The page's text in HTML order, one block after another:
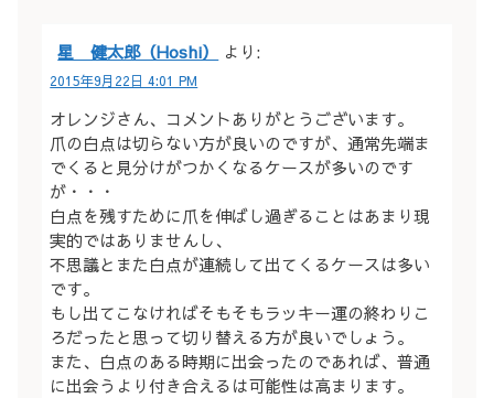
星 健太郎（Hoshi） より:
2015年9月22日 4:01 PM
オレンジさん、コメントありがとうございます。
爪の白点は切らない方が良いのですが、通常先端ま
でくると見分けがつかくなるケースが多いのです
が・・・
白点を残すために爪を伸ばし過ぎることはあまり現
実的ではありませんし、
不思議とまた白点が連続して出てくるケースは多い
です。
もし出てこなければそもそもラッキー運の終わりこ
ろだったと思って切り替える方が良いでしょう。
また、白点のある時期に出会ったのであれば、普通
に出会うより付き合えるは可能性は高まります。